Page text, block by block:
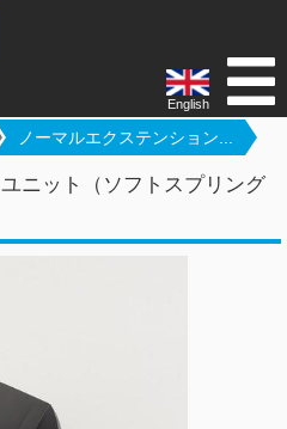
English
ノーマルエクステンション...
ニット（ソフトスプリング